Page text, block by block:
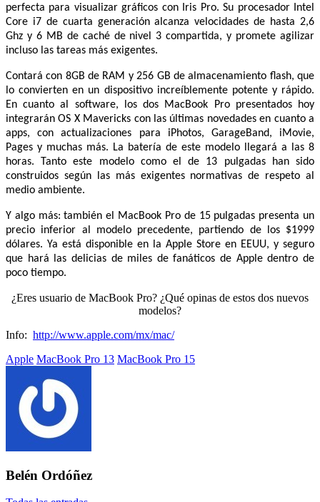
perfecta para visualizar gráficos con Iris Pro. Su procesador Intel
Core i7 de cuarta generación alcanza velocidades de hasta 2,6
Ghz y 6 MB de caché de nivel 3 compartida, y promete agilizar
incluso las tareas más exigentes.
Contará con 8GB de RAM y 256 GB de almacenamiento flash, que
lo convierten en un dispositivo increíblemente potente y rápido.
En cuanto al software, los dos MacBook Pro presentados hoy
integrarán OS X Mavericks con las últimas novedades en cuanto a
apps, con actualizaciones para iPhotos, GarageBand, iMovie,
Pages y muchas más. La batería de este modelo llegará a las 8
horas. Tanto este modelo como el de 13 pulgadas han sido
construidos según las más exigentes normativas de respeto al
medio ambiente.
Y algo más: también el MacBook Pro de 15 pulgadas presenta un
precio inferior al modelo precedente, partiendo de los $1999
dólares. Ya está disponible en la Apple Store en EEUU, y seguro
que hará las delicias de miles de fanáticos de Apple dentro de
poco tiempo.
¿Eres usuario de MacBook Pro? ¿Qué opinas de estos dos nuevos
modelos?
Info: http://www.apple.com/mx/mac/
Etiquetado
Apple MacBook Pro 13 MacBook Pro 15
Belén Ordóñez